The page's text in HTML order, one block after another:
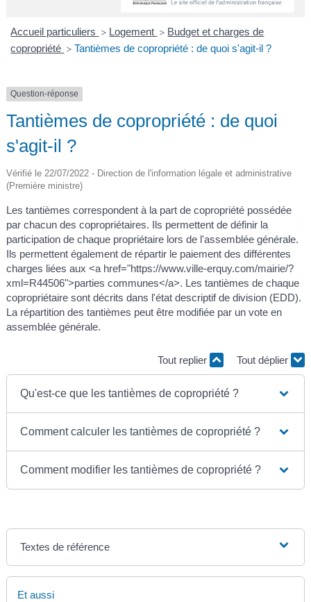
R
E
Accueil particuliers > Logement > Budget et charges de
copropriété > Tantièmes de copropriété : de quoi s'agit-il ?
Question-réponse
Tantièmes de copropriété : de quoi
s'agit-il ?
Vérifié le 22/07/2022 - Direction de l'information légale et administrative
(Première ministre)
Les tantièmes correspondent à la part de copropriété possédée
par chacun des copropriétaires. Ils permettent de définir la
participation de chaque propriétaire lors de l'assemblée générale.
Ils permettent également de répartir le paiement des différentes
charges liées aux <a href="https://www.ville-erquy.com/mairie/?
xml=R44506">parties communes</a>. Les tantièmes de chaque
copropriétaire sont décrits dans l'état descriptif de division (EDD).
La répartition des tantièmes peut être modifiée par un vote en
assemblée générale.
Tout replier Tout déplier
Qu'est-ce que les tantièmes de copropriété ?
Comment calculer les tantièmes de copropriété ?
Comment modifier les tantièmes de copropriété ?
Textes de référence
Et aussi